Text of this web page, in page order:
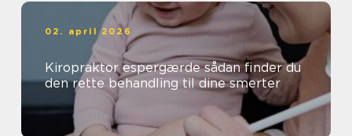
02. april 2026
Kiropraktor espergærde sådan finder du
den rette behandling til dine smerter